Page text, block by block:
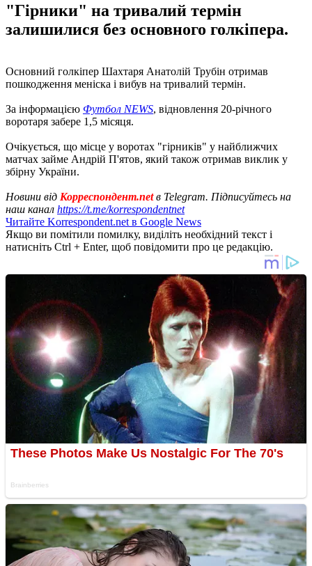
"Гірники" на тривалий термін
залишилися без основного голкіпера.
Основний голкіпер Шахтаря Анатолій Трубін отримав
пошкодження меніска і вибув на тривалий термін.
За інформацією Футбол NEWS, відновлення 20-річного
воротаря забере 1,5 місяця.
Очікується, що місце у воротах "гірників" у найближчих
матчах займе Андрій П'ятов, який також отримав виклик у
збірну України.
Новини від Корреспондент.netв Telegram. Підписуйтесь на
наш канал https://t.me/korrespondentnet
Читайте Korrespondent.net в Google News
Якщо ви помітили помилку, виділіть необхідний текст і
натисніть Ctrl + Enter, щоб повідомити про це редакцію.